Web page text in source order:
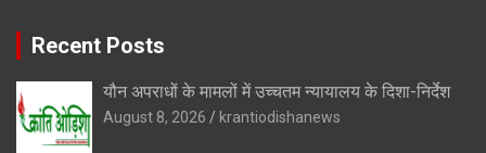
Recent Posts
यौन अपराधों के मामलों में उच्चतम न्यायालय के दिशा-निर्देश
August 8, 2026 krantiodishanews